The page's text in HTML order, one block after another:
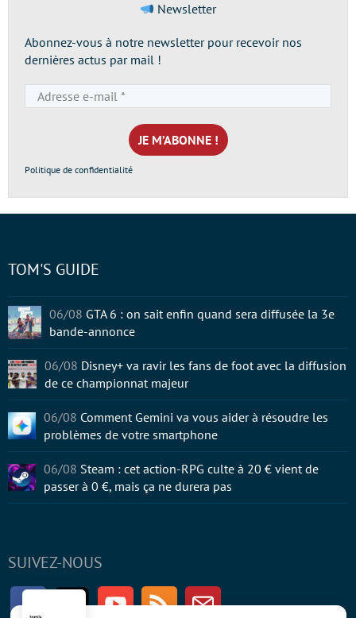
Newsletter
Abonnez-vous à notre newsletter pour recevoir nos
dernières actus par mail !
e-
mail
*
Politique de confidentialité
SUIVEZ-NOUS
FacebookTwitter Youtube RSS Newsletter
TOM'S GUIDE
06/08 GTA 6 : on sait enfin quand sera diffusée la 3e
bande-annonce
06/08 Disney+ va ravir les fans de foot avec la diffusion
de ce championnat majeur
06/08 Comment Gemini va vous aider à résoudre les
problèmes de votre smartphone
06/08 Steam : cet action-RPG culte à 20 € vient de
passer à 0 €, mais ça ne durera pas